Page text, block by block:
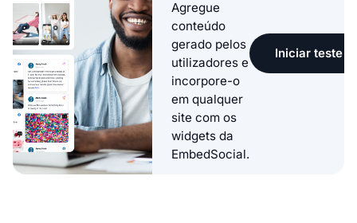
Agregue
conteúdo
gerado pelos
utilizadores e
incorpore-o
em qualquer
site com os
widgets da
EmbedSocial.
Iniciar teste